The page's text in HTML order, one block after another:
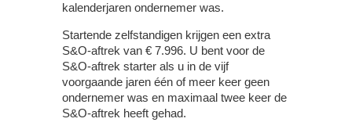
kalenderjaren ondernemer was.
Startende zelfstandigen krijgen een extra
S&O-aftrek van € 7.996. U bent voor de
S&O-aftrek starter als u in de vijf
voorgaande jaren één of meer keer geen
ondernemer was en maximaal twee keer de
S&O-aftrek heeft gehad.